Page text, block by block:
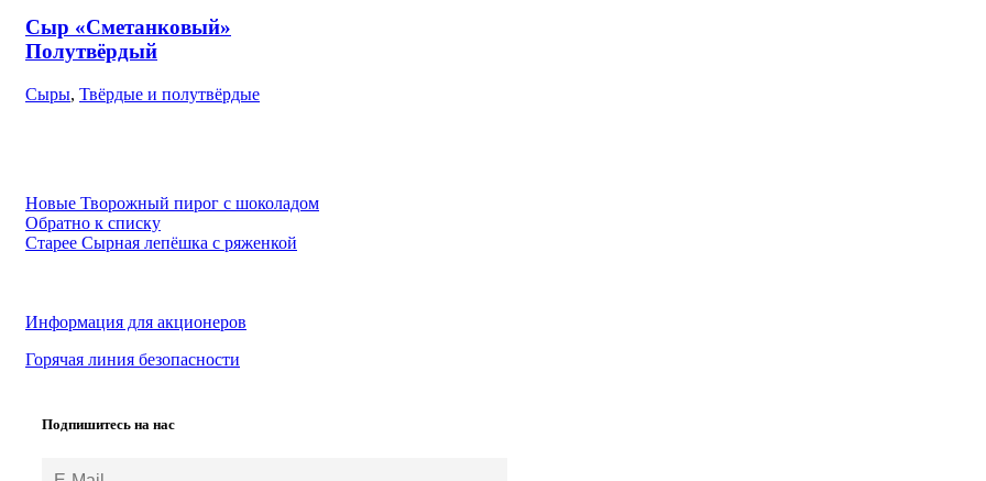
Сыр «Сметанковый»
Полутвёрдый
Сыры, Твёрдые и полутвёрдые
Новые Творожный пирог с шоколадом
Обратно к списку
Старее Сырная лепёшка с ряженкой
Информация для акционеров
Горячая линия безопасности
Подпишитесь на нас